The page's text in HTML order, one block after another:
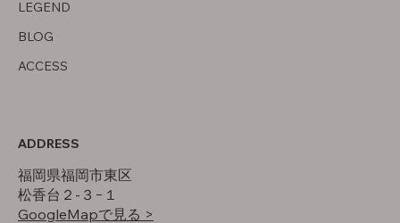
LEGEND
BLOG
ACCESS
ADDRESS
福岡県福岡市東区
松香台２-３−１
GoogleMapで見る >